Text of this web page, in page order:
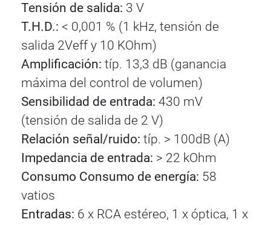
Tensión de salida: 3 V
T.H.D.: < 0,001 % (1 kHz, tensión de
salida 2Veff y 10 KOhm)
Amplificación:típ. 13,3 dB (ganancia
máxima del control de volumen)
Sensibilidad de entrada:430 mV
(tensión de salida de 2 V)
Relación señal/ruido:típ. > 100dB (A)
Impedancia de entrada: > 22 kOhm
Consumo Consumo de energía: 58
vatios
Entradas: 6 x RCA estéreo, 1 x óptica, 1 x